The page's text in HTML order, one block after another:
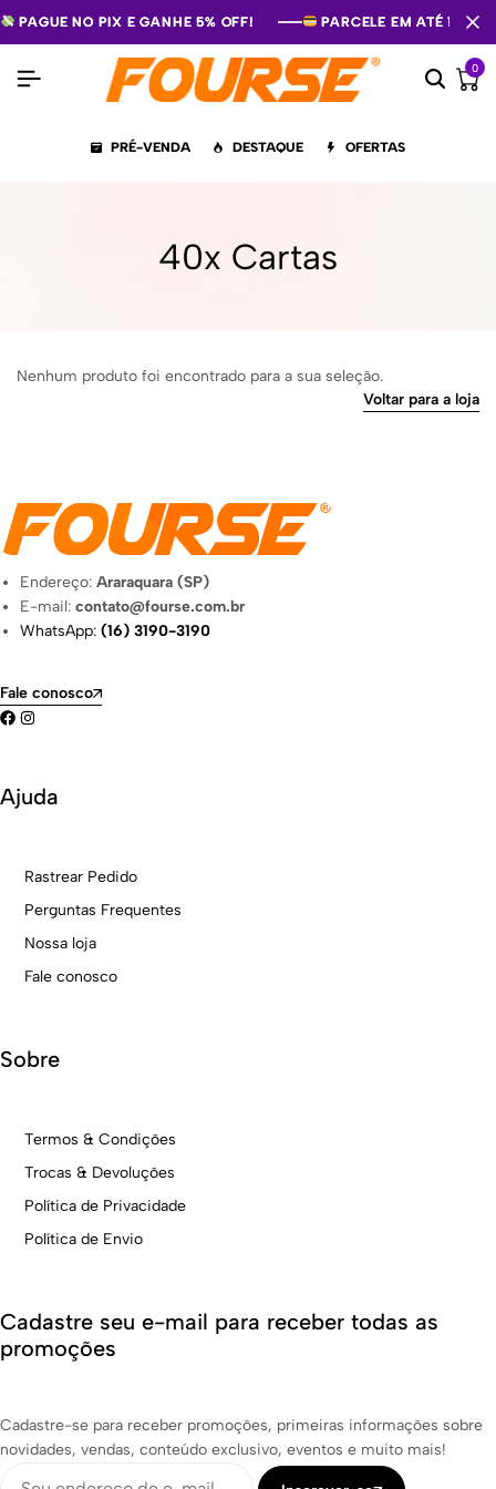
PAGUE NO PIX E GANHE 5% OFF! PARCELE EM ATÉ 12X
PAGUE NO PIX E GANHE 5% OFF! PARCELE EM ATÉ 12X
PAGUE NO PIX E GANHE 5% OFF! PARCELE EM ATÉ 12X
0
PRÉ-VENDA DESTAQUE OFERTAS
40x Cartas
Nenhum produto foi encontrado para a sua seleção.
Voltar para a loja
Endereço:Araraquara (SP)
E-mail:contato@fourse.com.br
WhatsApp:(16) 3190-3190
Fale conosco
Ajuda
Rastrear Pedido
Perguntas Frequentes
Nossa loja
Fale conosco
Sobre
Termos & Condições
Trocas & Devoluções
Política de Privacidade
Política de Envio
Cadastre seu e-mail para receber todas as
promoções
Cadastre-se para receber promoções, primeiras informações sobre
novidades, vendas, conteúdo exclusivo, eventos e muito mais!